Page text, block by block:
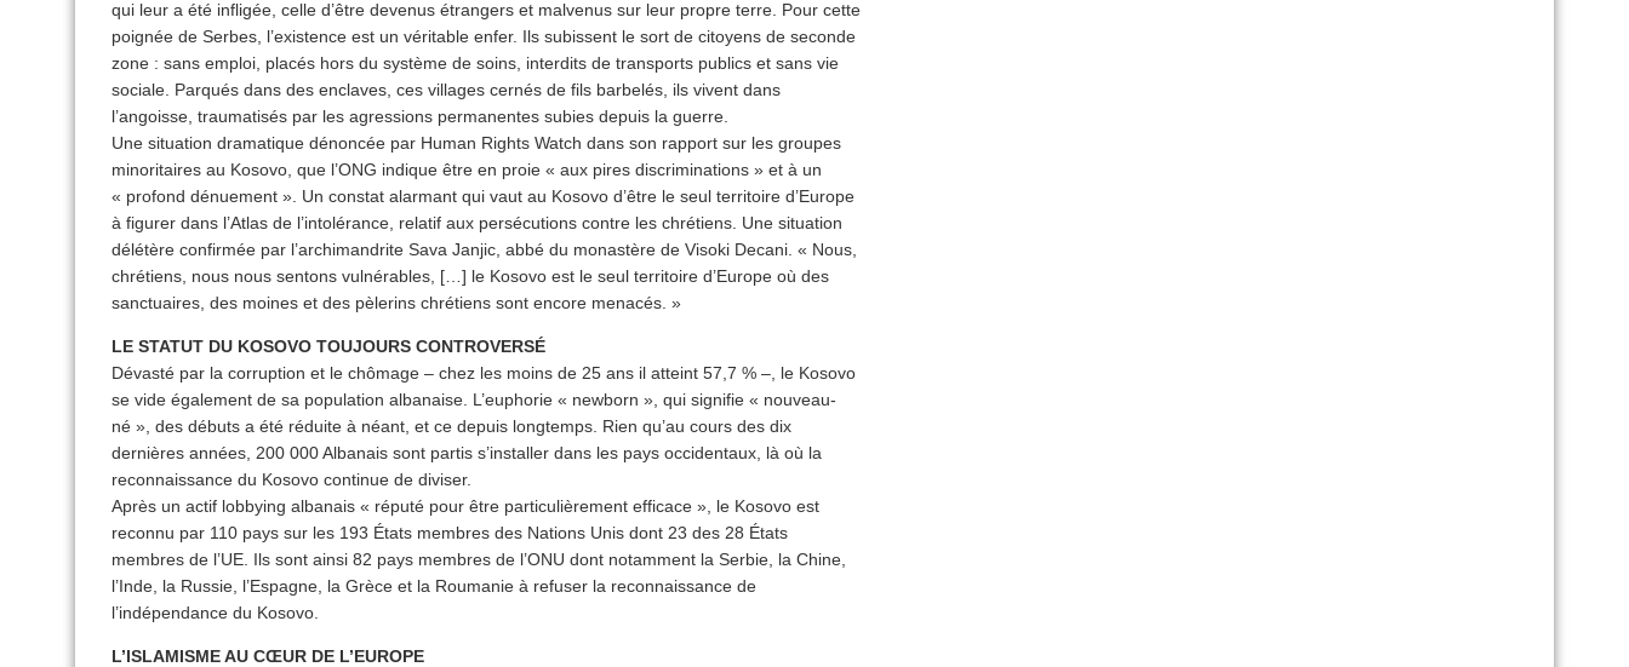
qui leur a été infligée, celle d’être devenus étrangers et malvenus sur leur propre terre. Pour cette
poignée de Serbes, l’existence est un véritable enfer. Ils subissent le sort de citoyens de seconde
zone : sans emploi, placés hors du système de soins, interdits de transports publics et sans vie
sociale. Parqués dans des enclaves, ces villages cernés de fils barbelés, ils vivent dans
l’angoisse, traumatisés par les agressions permanentes subies depuis la guerre.
Une situation dramatique dénoncée par Human Rights Watch dans son rapport sur les groupes
minoritaires au Kosovo, que l’ONG indique être en proie « aux pires discriminations » et à un
« profond dénuement ». Un constat alarmant qui vaut au Kosovo d’être le seul territoire d’Europe
à figurer dans l’Atlas de l’intolérance, relatif aux persécutions contre les chrétiens. Une situation
délétère confirmée par l’archimandrite Sava Janjic, abbé du monastère de Visoki Decani. « Nous,
chrétiens, nous nous sentons vulnérables, […] le Kosovo est le seul territoire d’Europe où des
sanctuaires, des moines et des pèlerins chrétiens sont encore menacés. »
LE STATUT DU KOSOVO TOUJOURS CONTROVERSÉ
Dévasté par la corruption et le chômage – chez les moins de 25 ans il atteint 57,7 % –, le Kosovo
se vide également de sa population albanaise. L’euphorie « newborn », qui signifie « nouveau-
né », des débuts a été réduite à néant, et ce depuis longtemps. Rien qu’au cours des dix
dernières années, 200 000 Albanais sont partis s’installer dans les pays occidentaux, là où la
reconnaissance du Kosovo continue de diviser.
Après un actif lobbying albanais « réputé pour être particulièrement efficace », le Kosovo est
reconnu par 110 pays sur les 193 États membres des Nations Unis dont 23 des 28 États
membres de l’UE. Ils sont ainsi 82 pays membres de l’ONU dont notamment la Serbie, la Chine,
l’Inde, la Russie, l’Espagne, la Grèce et la Roumanie à refuser la reconnaissance de
l’indépendance du Kosovo.
L’ISLAMISME AU CŒUR DE L’EUROPE